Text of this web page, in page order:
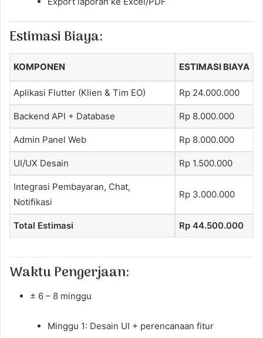
Estimasi Biaya:
KOMPONEN ESTIMASI BIAYA
Aplikasi Flutter (Klien & Tim EO) Rp 24.000.000
Backend API + Database Rp 8.000.000
Admin Panel Web Rp 8.000.000
UI/UX Desain Rp 1.500.000
Integrasi Pembayaran, Chat,
Notifikasi
Rp 3.000.000
Total Estimasi Rp 44.500.000
Waktu Pengerjaan:
± 6 – 8 minggu
Minggu 1: Desain UI + perencanaan fitur